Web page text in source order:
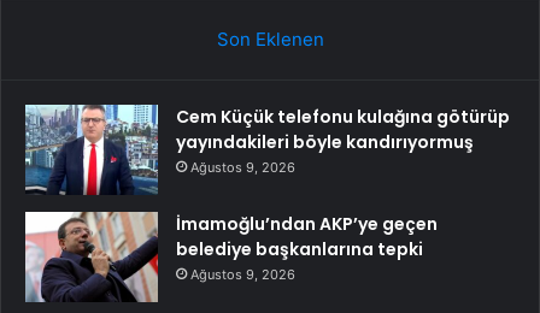
Son Eklenen
Cem Küçük telefonu kulağına götürüp
yayındakileri böyle kandırıyormuş
Ağustos 9, 2026
İmamoğlu’ndan AKP’ye geçen
belediye başkanlarına tepki
Ağustos 9, 2026